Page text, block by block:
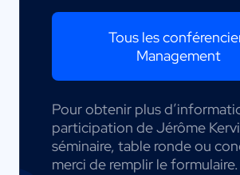
Tous les
Management
Pour obtenir plus
participation de Jérôme
séminaire, table ronde ou
merci de remplir le formulaire.